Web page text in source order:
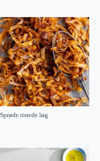
Sprøde ristede løg